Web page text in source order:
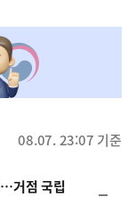
08.07. 23:07 기준
거점 국립